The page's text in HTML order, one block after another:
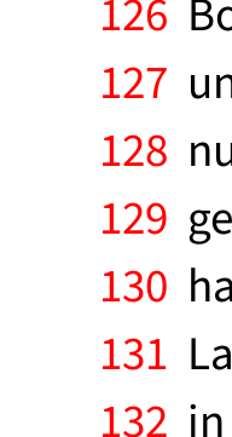
126
127
128
129
130
131
132